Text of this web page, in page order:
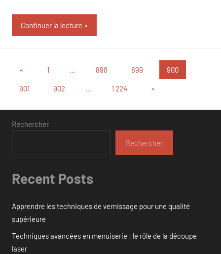
Continuer la lecture
Pagination
des
publications
« Publications
1 … 898 899 900
901 902 … 1 224
Articles
»
Rechercher
Rechercher
Recent Posts
Apprendre les techniques de vernissage pour une qualité
supérieure
Techniques avancées en menuiserie : le rôle de la découpe
laser